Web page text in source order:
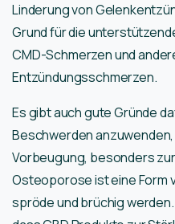
Linderung von
Grund für die
CMD-Schmerzen und
Entzündungsschmerzen.
Es gibt auch gute Gründe
Beschwerden
Vorbeugung, besonders
Osteoporose ist eine Form
spröde und brüchig